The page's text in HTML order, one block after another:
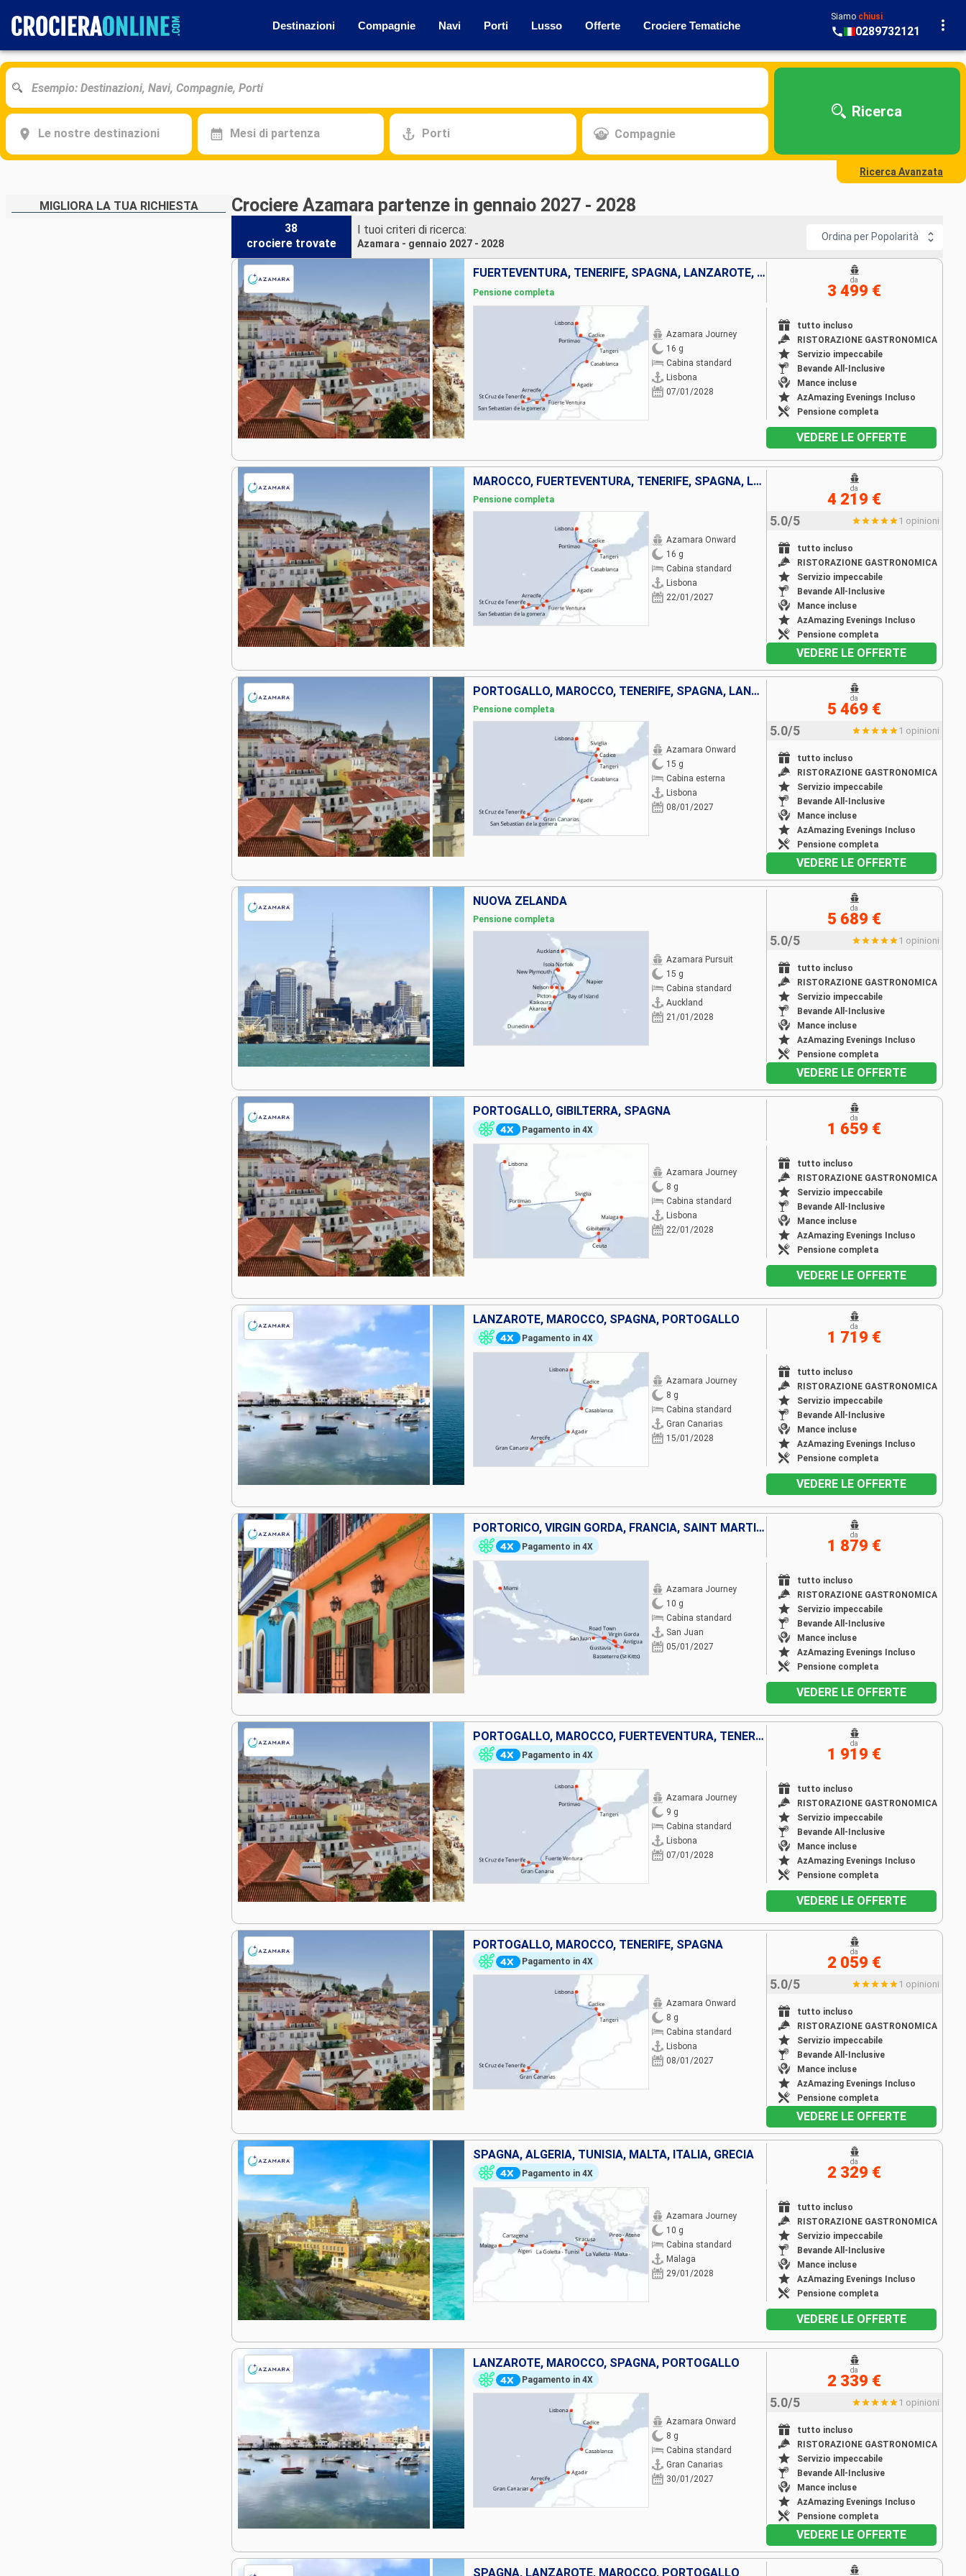
Destinazioni Compagnie Navi Porti Lusso Offerte Crociere Tematiche
Siamo chiusi
0289732121
Le nostre destinazioni Mesi di partenza Porti Compagnie
Ricerca
Ricerca Avanzata
MIGLIORA LA TUA RICHIESTA Crociere Azamara partenze in gennaio 2027 - 2028
38
crociere trovate
I tuoi criteri di ricerca:
Azamara - gennaio 2027 - 2028
Ordina per Popolarità
FUERTEVENTURA, TENERIFE, SPAGNA, LANZAROTE, MAROCCO, PORTOGALLO
Pensione completa
Azamara Journey
16 g
Cabina standard
Lisbona
07/01/2028
tutto incluso
RISTORAZIONE GASTRONOMICA
Servizio impeccabile
Bevande All-Inclusive
Mance incluse
AzAmazing Evenings Incluso
Pensione completa
da
3 499 €
VEDERE LE OFFERTE
MAROCCO, FUERTEVENTURA, TENERIFE, SPAGNA, LANZAROTE, PORTOGALLO
Pensione completa
Azamara Onward
16 g
Cabina standard
Lisbona
22/01/2027
5.0/5 1 opinioni
tutto incluso
RISTORAZIONE GASTRONOMICA
Servizio impeccabile
Bevande All-Inclusive
Mance incluse
AzAmazing Evenings Incluso
Pensione completa
da
4 219 €
VEDERE LE OFFERTE
PORTOGALLO, MAROCCO, TENERIFE, SPAGNA, LANZAROTE
Pensione completa
Azamara Onward
15 g
Cabina esterna
Lisbona
08/01/2027
5.0/5 1 opinioni
tutto incluso
RISTORAZIONE GASTRONOMICA
Servizio impeccabile
Bevande All-Inclusive
Mance incluse
AzAmazing Evenings Incluso
Pensione completa
da
5 469 €
VEDERE LE OFFERTE
NUOVA ZELANDA
Pensione completa
Azamara Pursuit
15 g
Cabina standard
Auckland
21/01/2028
5.0/5 1 opinioni
tutto incluso
RISTORAZIONE GASTRONOMICA
Servizio impeccabile
Bevande All-Inclusive
Mance incluse
AzAmazing Evenings Incluso
Pensione completa
da
5 689 €
VEDERE LE OFFERTE
PORTOGALLO, GIBILTERRA, SPAGNA
Pagamento in 4X
Azamara Journey
8 g
Cabina standard
Lisbona
22/01/2028
tutto incluso
RISTORAZIONE GASTRONOMICA
Servizio impeccabile
Bevande All-Inclusive
Mance incluse
AzAmazing Evenings Incluso
Pensione completa
da
1 659 €
VEDERE LE OFFERTE
LANZAROTE, MAROCCO, SPAGNA, PORTOGALLO
Pagamento in 4X
Azamara Journey
8 g
Cabina standard
Gran Canarias
15/01/2028
tutto incluso
RISTORAZIONE GASTRONOMICA
Servizio impeccabile
Bevande All-Inclusive
Mance incluse
AzAmazing Evenings Incluso
Pensione completa
da
1 719 €
VEDERE LE OFFERTE
PORTORICO, VIRGIN GORDA, FRANCIA, SAINT MARTIN, ANTIGUA E BARBUDA, TORTOLA, STATI UNITI
Pagamento in 4X
Azamara Journey
10 g
Cabina standard
San Juan
05/01/2027
tutto incluso
RISTORAZIONE GASTRONOMICA
Servizio impeccabile
Bevande All-Inclusive
Mance incluse
AzAmazing Evenings Incluso
Pensione completa
da
1 879 €
VEDERE LE OFFERTE
PORTOGALLO, MAROCCO, FUERTEVENTURA, TENERIFE, SPAGNA
Pagamento in 4X
Azamara Journey
9 g
Cabina standard
Lisbona
07/01/2028
tutto incluso
RISTORAZIONE GASTRONOMICA
Servizio impeccabile
Bevande All-Inclusive
Mance incluse
AzAmazing Evenings Incluso
Pensione completa
da
1 919 €
VEDERE LE OFFERTE
PORTOGALLO, MAROCCO, TENERIFE, SPAGNA
Pagamento in 4X
Azamara Onward
8 g
Cabina standard
Lisbona
08/01/2027
5.0/5 1 opinioni
tutto incluso
RISTORAZIONE GASTRONOMICA
Servizio impeccabile
Bevande All-Inclusive
Mance incluse
AzAmazing Evenings Incluso
Pensione completa
da
2 059 €
VEDERE LE OFFERTE
SPAGNA, ALGERIA, TUNISIA, MALTA, ITALIA, GRECIA
Pagamento in 4X
Azamara Journey
10 g
Cabina standard
Malaga
29/01/2028
tutto incluso
RISTORAZIONE GASTRONOMICA
Servizio impeccabile
Bevande All-Inclusive
Mance incluse
AzAmazing Evenings Incluso
Pensione completa
da
2 329 €
VEDERE LE OFFERTE
LANZAROTE, MAROCCO, SPAGNA, PORTOGALLO
Pagamento in 4X
Azamara Onward
8 g
Cabina standard
Gran Canarias
30/01/2027
5.0/5 1 opinioni
tutto incluso
RISTORAZIONE GASTRONOMICA
Servizio impeccabile
Bevande All-Inclusive
Mance incluse
AzAmazing Evenings Incluso
Pensione completa
da
2 339 €
VEDERE LE OFFERTE
SPAGNA, LANZAROTE, MAROCCO, PORTOGALLO